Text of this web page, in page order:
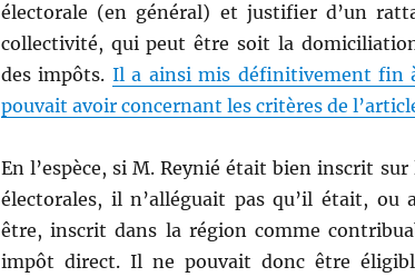
électorale (en général) et justifier d’un
collectivité, qui peut être soit la
des impôts. Il a ainsi mis définitivement fin
pouvait avoir concernant les critères de
En l’espèce, si M. Reynié était bien inscrit sur
électorales, il n’alléguait pas qu’il était, ou
être, inscrit dans la région comme
impôt direct. Il ne pouvait donc être